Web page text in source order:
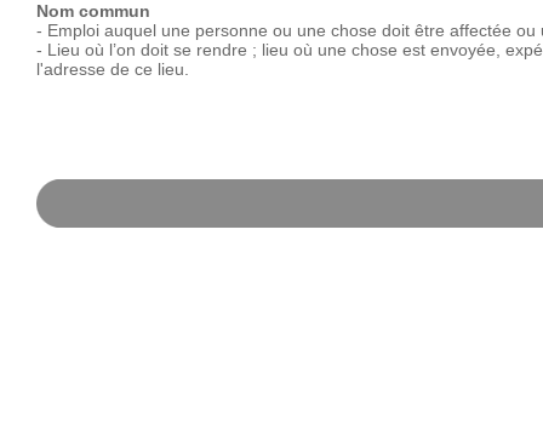
Nom commun
- Emploi auquel une personne ou une chose doit être affectée ou
- Lieu où l’on doit se rendre ; lieu où une chose est envoyée,
l'adresse de ce lieu.